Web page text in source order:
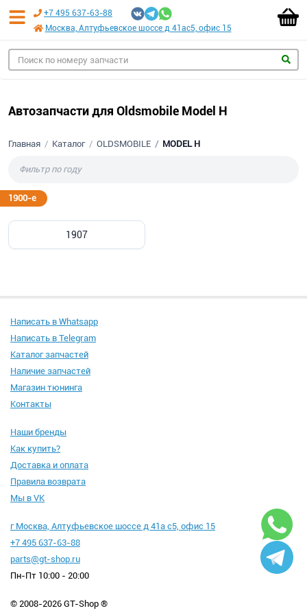
+7 495 637-63-88
Москва, Алтуфьевское шоссе д 41ас5, офис 15
Автозапчасти для Oldsmobile Model H
Главная Каталог OLDSMOBILE MODEL H
1900-е
1907
Написать в Whatsapp
Написать в Telegram
Каталог запчастей
Наличие запчастей
Магазин тюнинга
Контакты
Наши бренды
Как купить?
Доставка и оплата
Правила возврата
Мы в VK
г Москва, Алтуфьевское шоссе д 41а с5, офис 15
+7 495 637-63-88
parts@gt-shop.ru
Пн-Пт 10:00 - 20:00
© 2008-2026 GT-Shop ®